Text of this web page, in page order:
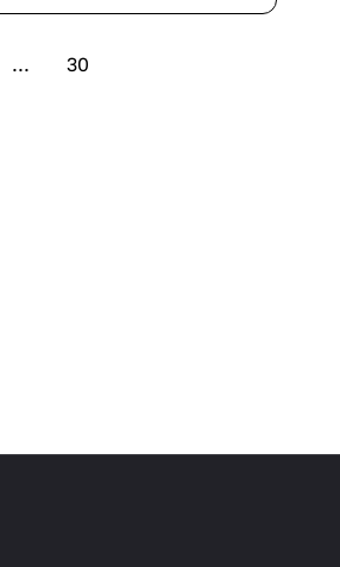
... 30